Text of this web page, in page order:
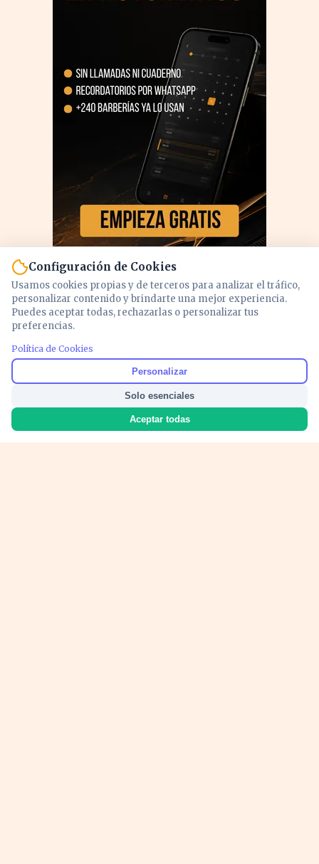
Configuración de Cookies
Usamos cookies propias y de terceros para analizar el tráfico,
personalizar contenido y brindarte una mejor experiencia.
Puedes aceptar todas, rechazarlas o personalizar tus
preferencias.
Política de Cookies
Personalizar
Solo esenciales
Aceptar todas